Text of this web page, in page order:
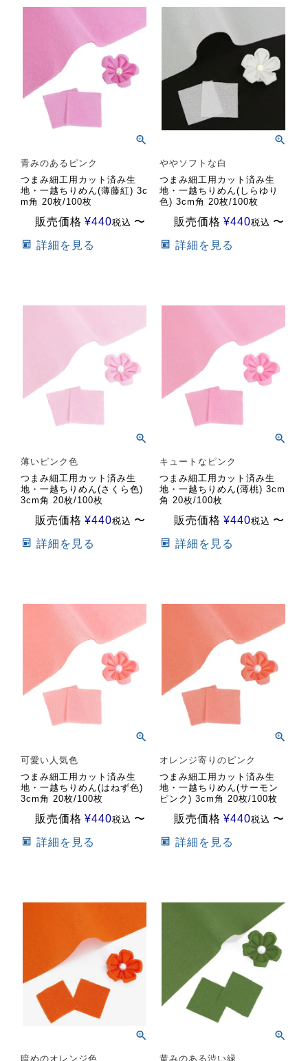
青みのあるピンク
つまみ細工用カット済み生
地・一越ちりめん(薄藤紅) 3c
m角 20枚/100枚
販売価格 ¥440税込 〜
詳細を見る
ややソフトな白
つまみ細工用カット済み生
地・一越ちりめん(しらゆり
色) 3cm角 20枚/100枚
販売価格 ¥440税込 〜
詳細を見る
薄いピンク色
つまみ細工用カット済み生
地・一越ちりめん(さくら色)
3cm角 20枚/100枚
販売価格 ¥440税込 〜
詳細を見る
キュートなピンク
つまみ細工用カット済み生
地・一越ちりめん(薄桃) 3cm
角 20枚/100枚
販売価格 ¥440税込 〜
詳細を見る
可愛い人気色
つまみ細工用カット済み生
地・一越ちりめん(はねず色)
3cm角 20枚/100枚
販売価格 ¥440税込 〜
詳細を見る
オレンジ寄りのピンク
つまみ細工用カット済み生
地・一越ちりめん(サーモン
ピンク) 3cm角 20枚/100枚
販売価格 ¥440税込 〜
詳細を見る
暗めのオレンジ色 黄みのある渋い緑